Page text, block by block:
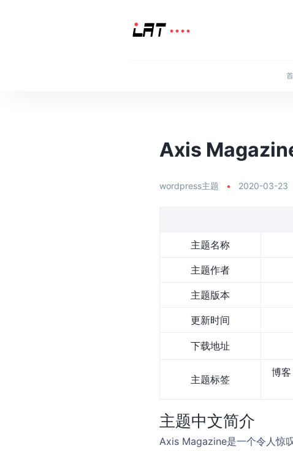
Axis
wordpress主题 • 2020-03-23
主题名称
主题作者
主题版本
更新时间
下载地址
主题标签
博
主题中文简介
Axis Magazine是一个令人惊